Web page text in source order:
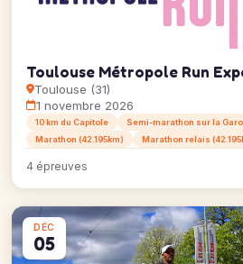
Toulouse Métropole Run
Toulouse (31)
1 novembre 2026
10 km du Capitole
Semi-marathon sur la
Marathon (42.195km)
Marathon relais
4 épreuves
DÉC
05